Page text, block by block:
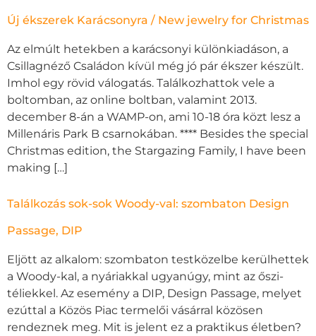
Új ékszerek Karácsonyra / New jewelry for Christmas
Az elmúlt hetekben a karácsonyi különkiadáson, a
Csillagnéző Családon kívül még jó pár ékszer készült.
Imhol egy rövid válogatás. Találkozhattok vele a
boltomban, az online boltban, valamint 2013.
december 8-án a WAMP-on, ami 10-18 óra közt lesz a
Millenáris Park B csarnokában. **** Besides the special
Christmas edition, the Stargazing Family, I have been
making […]
Találkozás sok-sok Woody-val: szombaton Design
Passage, DIP
Eljött az alkalom: szombaton testközelbe kerülhettek
a Woody-kal, a nyáriakkal ugyanúgy, mint az őszi-
téliekkel. Az esemény a DIP, Design Passage, melyet
ezúttal a Közös Piac termelői vásárral közösen
rendeznek meg. Mit is jelent ez a praktikus életben?